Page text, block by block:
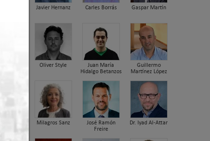
Javier Hernanz Carles Borrás Gaspar Martín
Oliver Style
Juan María
Hidalgo Betanzos
Guillermo
Martínez López
Milagros Sanz
José Ramón
Freire
Dr. Iyad Al-Attar